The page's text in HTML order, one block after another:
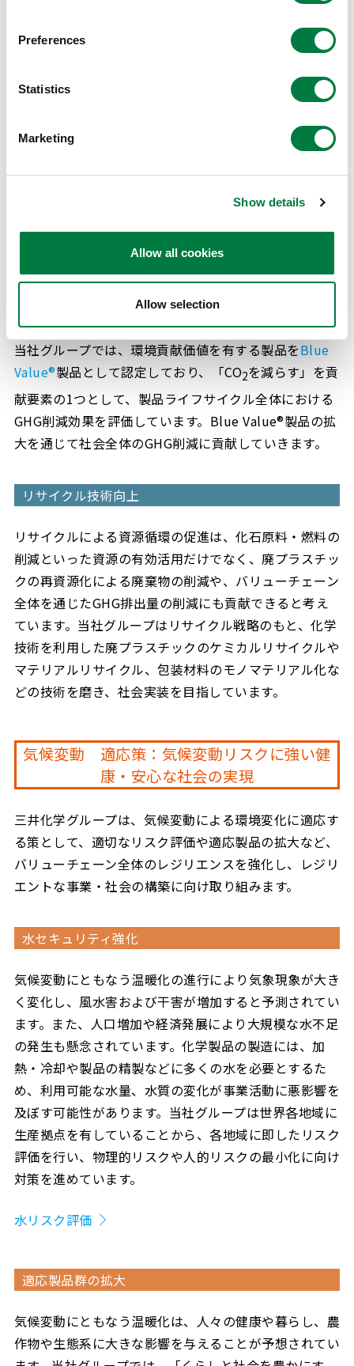
Preferences
Statistics
Marketing
Show details
Allow all cookies
Allow selection
の化学反応を伴う製造工程や、蒸気・電気を作る用役設
備の燃料燃焼時に、多くのGHGを排出しています。こ
れからの化学製品の製造においては、高性能触媒の使用
や省エネ機器の導入などによる製造エネルギーの削減、
再生可能エネルギーの積極利用、さらに低炭素な原料・
燃料への転換など様々な施策の積み重ねにより、大幅な
化学製品は、原材料調達や製造といった当社グループが
直接関わる工程だけでなく、間接的に関わる中間加工、
最終製品の使用そして廃棄に至るまでの製品ライフサイ
クルにおける様々なステージに関わっています。
当社グループでは、環境貢献価値を有する製品をBlue
Value®製品として認定しており、「CO2を減らす」を貢
献要素の1つとして、製品ライフサイクル全体における
GHG削減効果を評価しています。Blue Value®製品の拡
大を通じて社会全体のGHG削減に貢献していきます。
リサイクル技術向上
リサイクルによる資源循環の促進は、化石原料・燃料の
削減といった資源の有効活用だけでなく、廃プラスチッ
クの再資源化による廃棄物の削減や、バリューチェーン
全体を通じたGHG排出量の削減にも貢献できると考え
ています。当社グループはリサイクル戦略のもと、化学
技術を利用した廃プラスチックのケミカルリサイクルや
マテリアルリサイクル、包装材料のモノマテリアル化な
どの技術を磨き、社会実装を目指しています。
気候変動 適応策：気候変動リスクに強い健
康・安心な社会の実現
三井化学グループは、気候変動による環境変化に適応す
る策として、適切なリスク評価や適応製品の拡大など、
バリューチェーン全体のレジリエンスを強化し、レジリ
エントな事業・社会の構築に向け取り組みます。
水セキュリティ強化
気候変動にともなう温暖化の進行により気象現象が大き
く変化し、風水害および干害が増加すると予測されてい
ます。また、人口増加や経済発展により大規模な水不足
の発生も懸念されています。化学製品の製造には、加
熱・冷却や製品の精製などに多くの水を必要とするた
め、利用可能な水量、水質の変化が事業活動に悪影響を
及ぼす可能性があります。当社グループは世界各地域に
生産拠点を有していることから、各地域に即したリスク
評価を行い、物理的リスクや人的リスクの最小化に向け
対策を進めています。
水リスク評価
適応製品群の拡大
気候変動にともなう温暖化は、人々の健康や暮らし、農
作物や生態系に大きな影響を与えることが予想されてい